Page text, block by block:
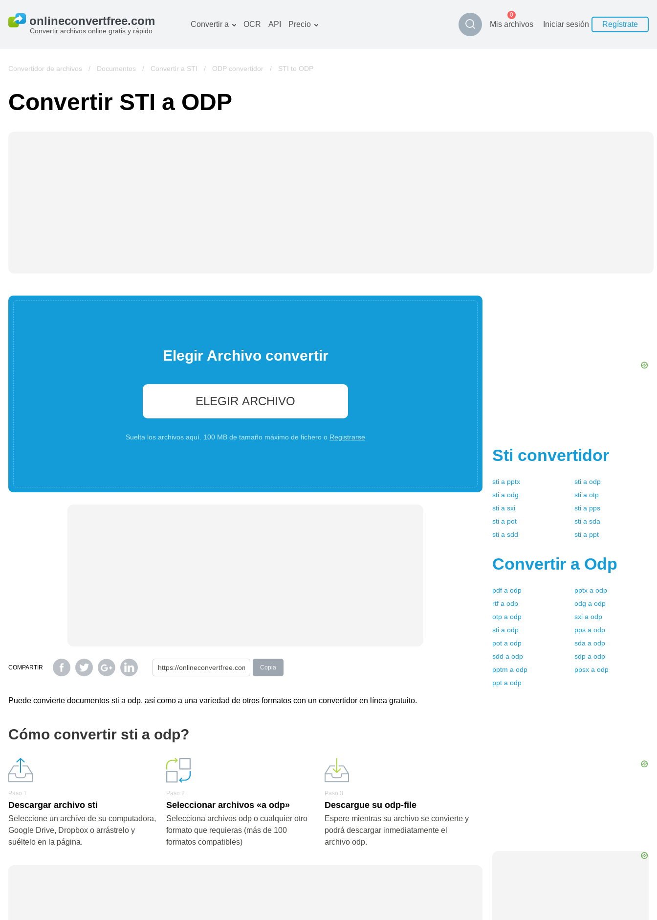
Convertir archivos online gratis y rápido
Convertir a
Imagines convertidor
Libros convertidor
OCR API Precio Mis archivos
0
Iniciar sesión Regístrate
Convertidor de archivos / Documentos / Convertir a STI / ODP convertidor / STI to ODP
Convertir STI a ODP
Elegir Archivo convertir
ELEGIR ARCHIVO
Suelta los archivos aquí. 100 MB de tamaño máximo de fichero o Registrarse
COMPARTIR Copia
Puede convierte documentos sti a odp, así como a una variedad de otros formatos con un convertidor en línea gratuito.
Cómo convertir sti a odp?
Paso 1
Descargar archivo sti
Seleccione un archivo de su computadora,
Google Drive, Dropbox o arrástrelo y
suéltelo en la página.
Paso 2
Seleccionar archivos «a odp»
Selecciona archivos odp o cualquier otro
formato que requieras (más de 100
formatos compatibles)
Paso 3
Descargue su odp-file
Espere mientras su archivo se convierte y
podrá descargar inmediatamente el
archivo odp.
Sti convertidor
sti a pptx sti a odp
sti a odg sti a otp
sti a sxi sti a pps
sti a pot sti a sda
sti a sdd sti a ppt
Convertir a Odp
pdf a odp pptx a odp
rtf a odp odg a odp
otp a odp sxi a odp
sti a odp pps a odp
pot a odp sda a odp
sdd a odp sdp a odp
pptm a odp ppsx a odp
ppt a odp